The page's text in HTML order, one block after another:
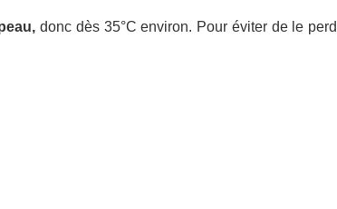
donc dès 35°C environ. Pour éviter de le